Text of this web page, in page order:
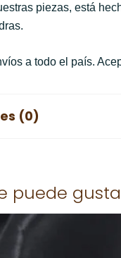
piezas, está
a todo el país.
(0)
registrados que
puede